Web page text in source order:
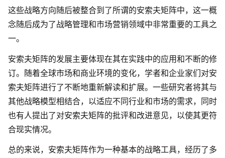
AI生成流程图
AI生成用户旅程图
AI生成甘特图
AI生成组织结构图
AI生成SWOT分析
AI生成5Why分析
AI生成平衡计分卡
AI生成时间管理四象限
AI生成胜任力模型
这些战略方向随后被整合到了所谓的安索夫矩阵中，这一概
念随后成为了战略管理和市场营销领域中非常重要的工具之
一。
安索夫矩阵的发展主要体现在其在实践中的应用和不断的修
订。随着全球市场和商业环境的变化，学者和企业家们对安
索夫矩阵进行了不断地重新解读和扩展。一些研究者将其与
其他战略模型相结合，以适应不同行业和市场的需求，同时
也有人提出了对安索夫矩阵的批评和改进意见，以使其更符
合现实情况。
总的来说，安索夫矩阵作为一种基本的战略工具，经历了多